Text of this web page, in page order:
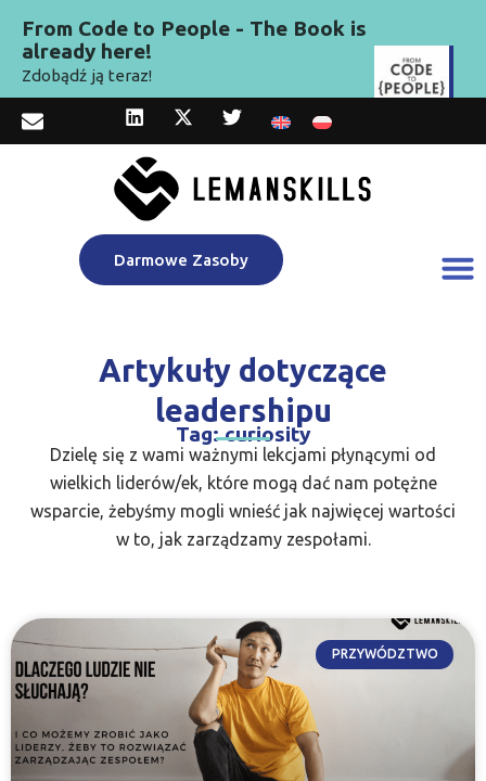
From Code to People - The Book is
already here!
Zdobądź ją teraz!
Darmowe Zasoby
Artykuły dotyczące
leadershipu
Tag: curiosity
Dzielę się z wami ważnymi lekcjami płynącymi od
wielkich liderów/ek, które mogą dać nam potężne
wsparcie, żebyśmy mogli wnieść jak najwięcej wartości
w to, jak zarządzamy zespołami.
PRZYWÓDZTWO